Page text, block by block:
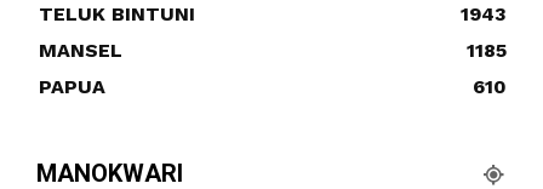
TELUK BINTUNI
1943
MANSEL
1185
PAPUA
610
MANOKWARI